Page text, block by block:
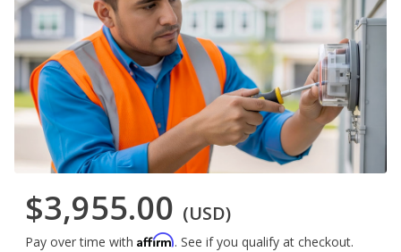
$3,955.00 (USD)
Pay over time with Affirm. See if you qualify at checkout.